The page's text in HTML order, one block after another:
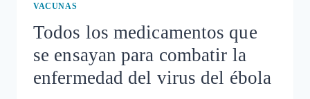
VACUNAS
Todos los medicamentos que
se ensayan para combatir la
enfermedad del virus del ébola